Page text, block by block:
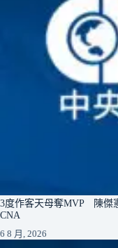
3度作客天母奪MVP 陳傑
CNA
6 8 月, 2026